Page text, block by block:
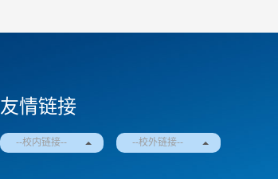
友情链接
--校内链接-- --校外链接--